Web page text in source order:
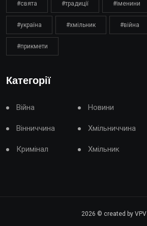
#свята #традиції #іменини
#україна #хмільник #війна
#прикмети
Категорії
Війна Новини
Вінниччина Хмільниччина
Кримінал Хмільник
2026 © created by VPV